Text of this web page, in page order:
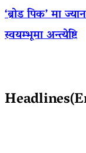
‘ब्रोड पिक’ मा
स्वयम्भूमा अन्त्येष्टि